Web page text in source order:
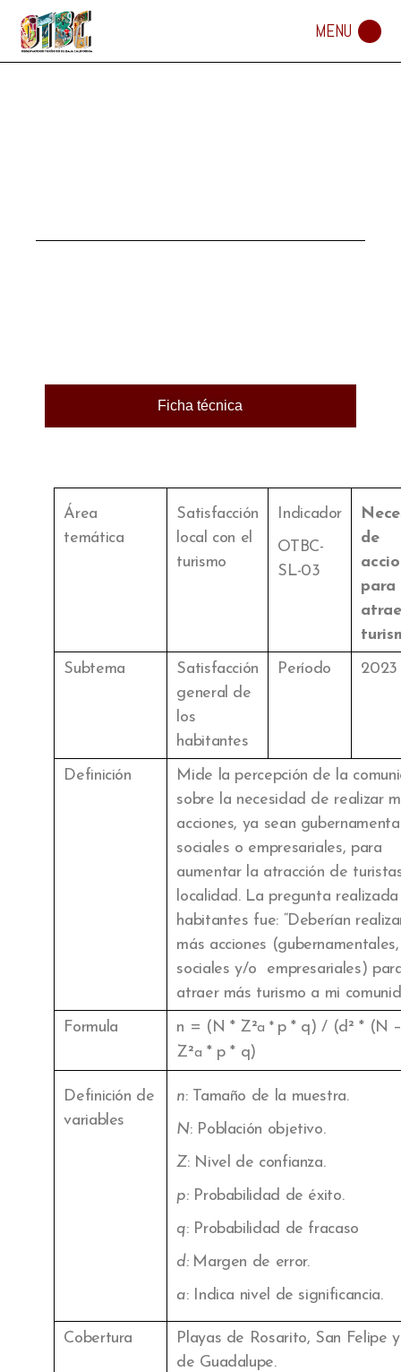
Ficha técnica
Área
temática
Satisfacción
local con el
turismo
Indicador
OTBC-
SL-03
de
para
Subtema
Satisfacción
general de
los
habitantes
Período 2023
Definición
Mide la percepción de la
sobre la necesidad de realizar
acciones, ya sean
sociales o empresariales, para
aumentar la atracción de
localidad. La pregunta
habitantes fue: “Deberían
más acciones (gubernamentales,
sociales y/o empresariales)
atraer más turismo a mi
Formula
n = (N * Z²a * p * q) / (d² * (N
Z²a * p * q)
Definición de
variables
n: Tamaño de la muestra.
N: Población objetivo.
Z: Nivel de confianza.
p:Probabilidad de éxito.
q: Probabilidad de fracaso
d: Margen de error.
a: Indica nivel de significancia.
Cobertura
Playas de Rosarito, San Felipe
de Guadalupe.